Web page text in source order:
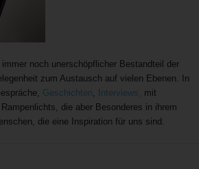
noch unerschöpflicher Bestandteil der
zum Austausch auf vielen Ebenen. In
Geschichten, Interviews, mit
die aber Besonderes in ihrem
die eine Inspiration für uns sind.